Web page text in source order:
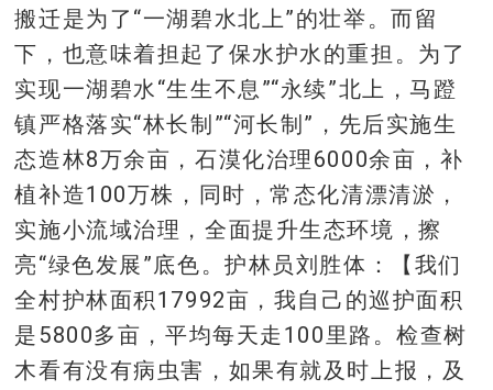
搬迁是为了“一湖碧水北上”的壮举。而留
下，也意味着担起了保水护水的重担。为了
实现一湖碧水“生生不息”“永续”北上，马蹬
镇严格落实“林长制”“河长制”，先后实施生
态造林8万余亩，石漠化治理6000余亩，补
植补造100万株，同时，常态化清漂清淤，
实施小流域治理，全面提升生态环境，擦
亮“绿色发展”底色。护林员刘胜体：【我们
全村护林面积17992亩，我自己的巡护面积
是5800多亩，平均每天走100里路。检查树
木看有没有病虫害，如果有就及时上报，及